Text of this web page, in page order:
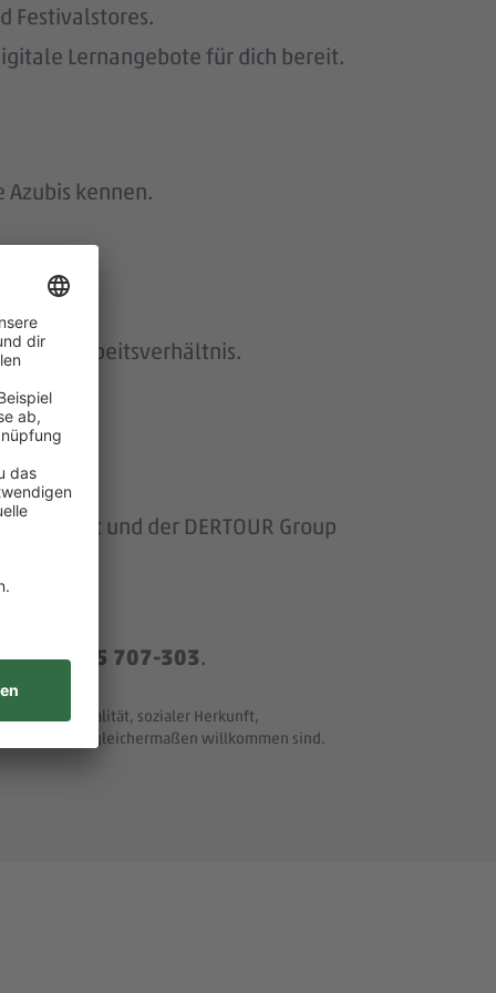
Festivalstores.
Lernangebote für dich bereit.
kennen.
Arbeitsverhältnis.
und der DERTOUR Group
+49 8165 707-303.
und Nationalität, sozialer Herkunft,
Merkmale - gleichermaßen willkommen sind.